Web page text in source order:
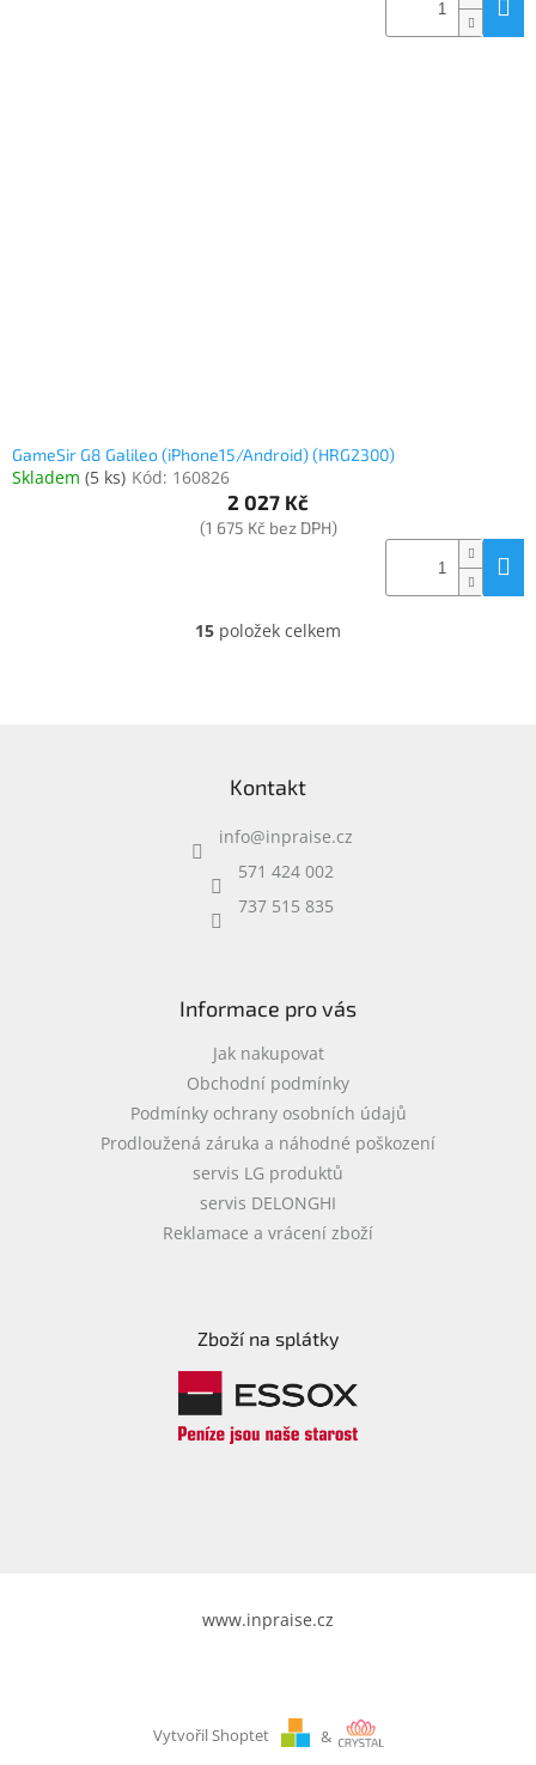
GameSir G8 Galileo (iPhone15/Android) (HRG2300)
Skladem (5 ks) Kód: 160826
2 027 Kč
(1 675 Kč bez DPH)
O
c
í
r
v
y
i
s
u
15 položek celkem
Kontakt
info@inpraise.cz
571 424 002
737 515 835
Informace pro vás
Jak nakupovat
Obchodní podmínky
Podmínky ochrany osobních údajů
Prodloužená záruka a náhodné poškození
servis LG produktů
servis DELONGHI
Reklamace a vrácení zboží
Zboží na splátky
www.inpraise.cz
Vytvořil Shoptet &